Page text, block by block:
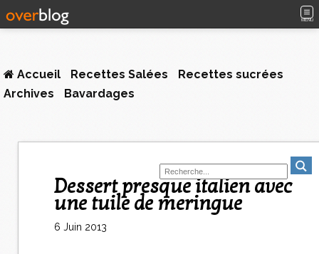
MENU
Accueil Recettes Salées
Recettes sucrées
Archives
Bavardages
Dessert presque italien avec
une tuile de meringue
6 Juin 2013